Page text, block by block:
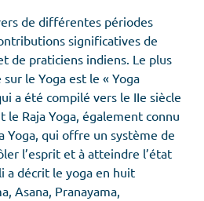
de différentes périodes
significatives de
de praticiens indiens. Le plus
le Yoga est le « Yoga
a été compilé vers le IIe siècle
le Raja Yoga, également connu
Yoga, qui offre un système de
l’esprit et à atteindre l’état
a décrit le yoga en huit
Asana, Pranayama,